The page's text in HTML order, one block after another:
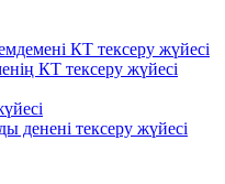
КТ тексеру жүйесі
КТ тексеру жүйесі
денені тексеру жүйесі